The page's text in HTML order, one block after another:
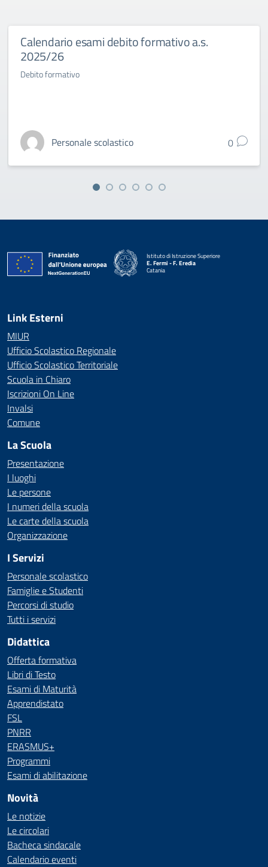
Calendario esami debito formativo a.s.
2025/26
Debito formativo
Personale scolastico 0
Istituto di Istruzione Superiore
E. Fermi - F. Eredia
Catania
Link Esterni
MIUR
Ufficio Scolastico Regionale
Ufficio Scolastico Territoriale
Scuola in Chiaro
Iscrizioni On Line
Invalsi
Comune
La Scuola
Presentazione
I luoghi
Le persone
I numeri della scuola
Le carte della scuola
Organizzazione
I Servizi
Personale scolastico
Famiglie e Studenti
Percorsi di studio
Tutti i servizi
Didattica
Offerta formativa
Libri di Testo
Esami di Maturità
Apprendistato
FSL
PNRR
ERASMUS+
Programmi
Esami di abilitazione
Novità
Le notizie
Le circolari
Bacheca sindacale
Calendario eventi